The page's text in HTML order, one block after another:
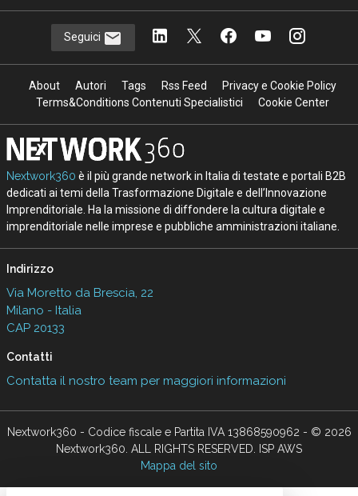
Seguici
About Autori Tags Rss Feed
Privacy e Cookie Policy
Terms&Conditions Contenuti Specialistici
Cookie Center
Nextwork360 è il più grande network in Italia di testate e portali B2B
dedicati ai temi della Trasformazione Digitale e dell’Innovazione
Imprenditoriale. Ha la missione di diffondere la cultura digitale e
imprenditoriale nelle imprese e pubbliche amministrazioni italiane.
Indirizzo
Via Moretto da Brescia, 22
Milano - Italia
CAP 20133
Contatti
Contatta il nostro team per maggiori informazioni
Nextwork360 - Codice fiscale e Partita IVA 13868590962 - © 2026
Nextwork360. ALL RIGHTS RESERVED. ISP AWS
Mappa del sito